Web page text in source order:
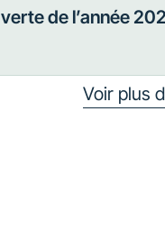
verte de l’année
Voir plus